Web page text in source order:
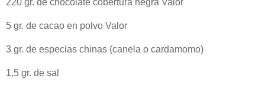
5 gr. de cacao en polvo Valor
3 gr. de especias chinas (canela o cardamomo)
1,5 gr. de sal